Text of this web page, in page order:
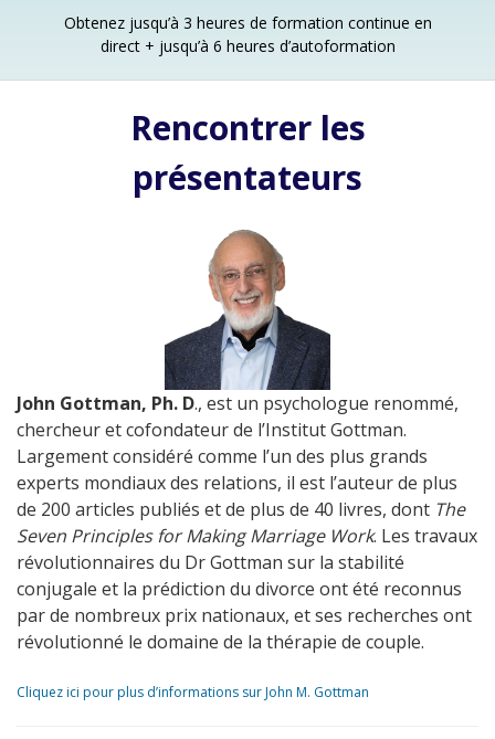
Obtenez jusqu’à 3 heures de formation continue en
direct + jusqu’à 6 heures d’autoformation
Rencontrer les
présentateurs
John Gottman, Ph. D., est un psychologue renommé,
chercheur et cofondateur de l’Institut Gottman.
Largement considéré comme l’un des plus grands
experts mondiaux des relations, il est l’auteur de plus
de 200 articles publiés et de plus de 40 livres, dont The
Seven Principles for Making Marriage Work. Les travaux
révolutionnaires du Dr Gottman sur la stabilité
conjugale et la prédiction du divorce ont été reconnus
par de nombreux prix nationaux, et ses recherches ont
révolutionné le domaine de la thérapie de couple.
Cliquez ici pour plus d’informations sur John M. Gottman